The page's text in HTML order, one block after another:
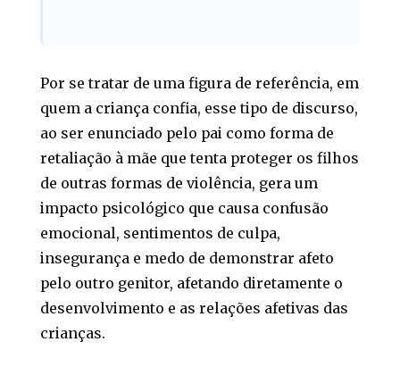
Por se tratar de uma figura de referência, em
quem a criança confia, esse tipo de discurso,
ao ser enunciado pelo pai como forma de
retaliação à mãe que tenta proteger os filhos
de outras formas de violência, gera um
impacto psicológico que causa confusão
emocional, sentimentos de culpa,
insegurança e medo de demonstrar afeto
pelo outro genitor, afetando diretamente o
desenvolvimento e as relações afetivas das
crianças.